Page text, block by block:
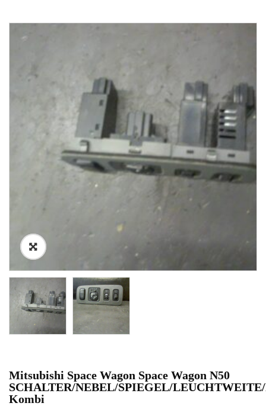
Mitsubishi Space Wagon Space Wagon N50
SCHALTER/NEBEL/SPIEGEL/
Kombi